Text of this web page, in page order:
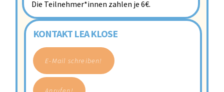
Die Teilnehmer*innen zahlen je 6€.
KONTAKT LEA KLOSE
E-Mail schreiben!